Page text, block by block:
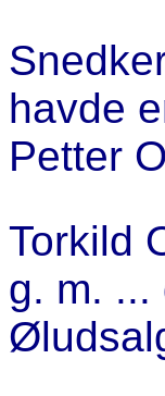
havde
Petter
Torkild
g. m. ...